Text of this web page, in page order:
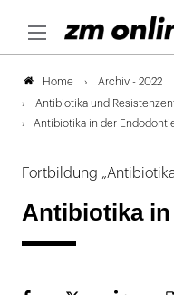
Home Archiv - 2022
Antibiotika und
Antibiotika in der
Fortbildung
Antibiotika